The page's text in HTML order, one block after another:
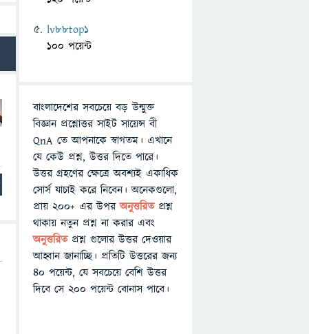
lv88top1
100 পয়েন্ট
বাংলাদেশের সবচেয়ে বড় উন্মুক্ত
বিজ্ঞান প্রশ্নোত্তর সাইট সায়েন্স বী
QnA তে আপনাকে স্বাগতম। এখানে
যে কেউ প্রশ্ন, উত্তর দিতে পারে।
উত্তর গ্রহণের ক্ষেত্রে অবশ্যই একাধিক
সোর্স যাচাই করে নিবেন। অনেকগুলো,
প্রায় ২০০+ এর উপরঅনুত্তরিতপ্রশ্ন
থাকায় নতুন প্রশ্ন না করার এবং
অনুত্তরিত প্রশ্ন গুলোর উত্তর দেওয়ার
আহ্বান জানাচ্ছি। প্রতিটি উত্তরের জন্য
৪০ পয়েন্ট, যে সবচেয়ে বেশি উত্তর
দিবে সে ২০০ পয়েন্ট বোনাস পাবে।